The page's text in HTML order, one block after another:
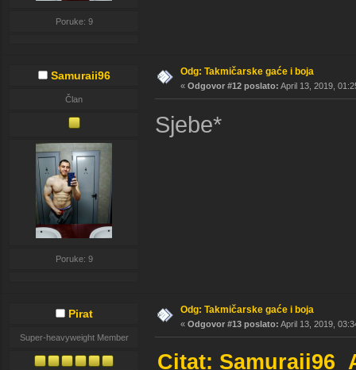
Poruke: 9
Samuraii96
Član
Poruke: 9
Odg: Takmičarske gaće i boja
« Odgovor #12 poslato: April 13, 2019,
Sjebe*
Pirat
Super-heavyweight Member
Odg: Takmičarske gaće i boja
« Odgovor #13 poslato: April 13, 2019,
Citat: Samuraii96